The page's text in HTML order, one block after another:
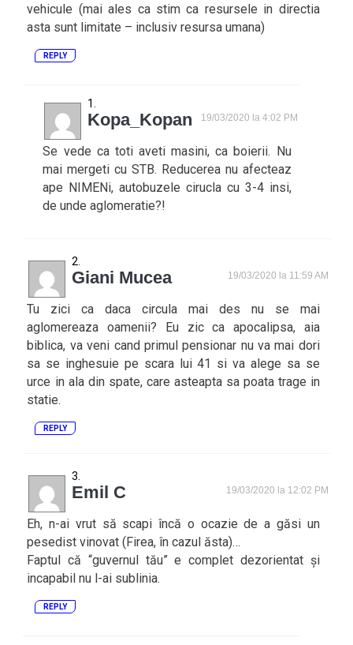
vehicule (mai ales ca stim ca resursele in directia
asta sunt limitate – inclusiv resursa umana)
REPLY
Kopa_Kopan 19/03/2020 la 4:02 PM
Se vede ca toti aveti masini, ca boierii. Nu
mai mergeti cu STB. Reducerea nu afecteaz
ape NIMENi, autobuzele cirucla cu 3-4 insi,
de unde aglomeratie?!
Giani Mucea 19/03/2020 la 11:59 AM
Tu zici ca daca circula mai des nu se mai
aglomereaza oamenii? Eu zic ca apocalipsa, aia
biblica, va veni cand primul pensionar nu va mai dori
sa se inghesuie pe scara lui 41 si va alege sa se
urce in ala din spate, care asteapta sa poata trage in
statie.
REPLY
Emil C 19/03/2020 la 12:02 PM
Eh, n-ai vrut să scapi încă o ocazie de a găsi un
pesedist vinovat (Firea, în cazul ăsta)…
Faptul că “guvernul tău” e complet dezorientat și
incapabil nu l-ai sublinia.
REPLY